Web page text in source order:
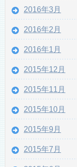
2016年3月
2016年2月
2016年1月
2015年12月
2015年11月
2015年10月
2015年9月
2015年7月